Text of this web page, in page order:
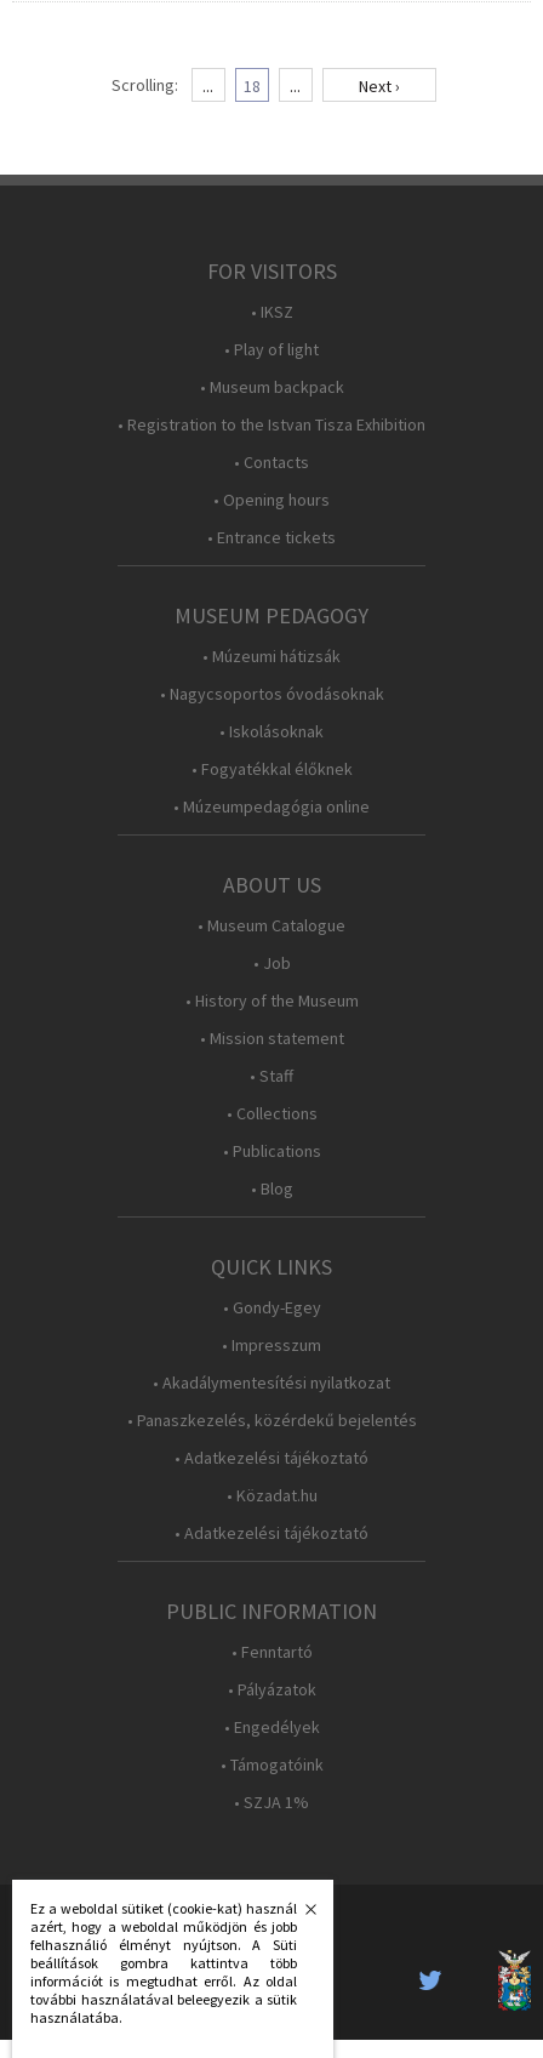
Scrolling: ... 18 ... Next ›
FOR VISITORS
• IKSZ
• Play of light
• Museum backpack
• Registration to the Istvan Tisza Exhibition
• Contacts
• Opening hours
• Entrance tickets
MUSEUM PEDAGOGY
• Múzeumi hátizsák
• Nagycsoportos óvodásoknak
• Iskolásoknak
• Fogyatékkal élőknek
• Múzeumpedagógia online
ABOUT US
• Museum Catalogue
• Job
• History of the Museum
• Mission statement
• Staff
• Collections
• Publications
• Blog
QUICK LINKS
• Gondy-Egey
• Impresszum
• Akadálymentesítési nyilatkozat
• Panaszkezelés, közérdekű bejelentés
• Adatkezelési tájékoztató
• Közadat.hu
• Adatkezelési tájékoztató
PUBLIC INFORMATION
• Fenntartó
• Pályázatok
• Engedélyek
• Támogatóink
• SZJA 1%
FOLLOW US:
Ez a weboldal sütiket (cookie-kat) használ
azért, hogy a weboldal működjön és jobb
felhasználió élményt nyújtson. A Süti
beállítások gombra kattintva több
információt is megtudhat erről. Az oldal
további használatával beleegyezik a sütik
használatába.